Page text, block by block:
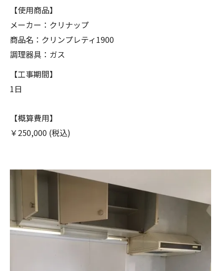
【使用商品】
メーカー：クリナップ
商品名：クリンプレティ1900
調理器具：ガス
【工事期間】
1日
【概算費用】
￥250,000 (税込)